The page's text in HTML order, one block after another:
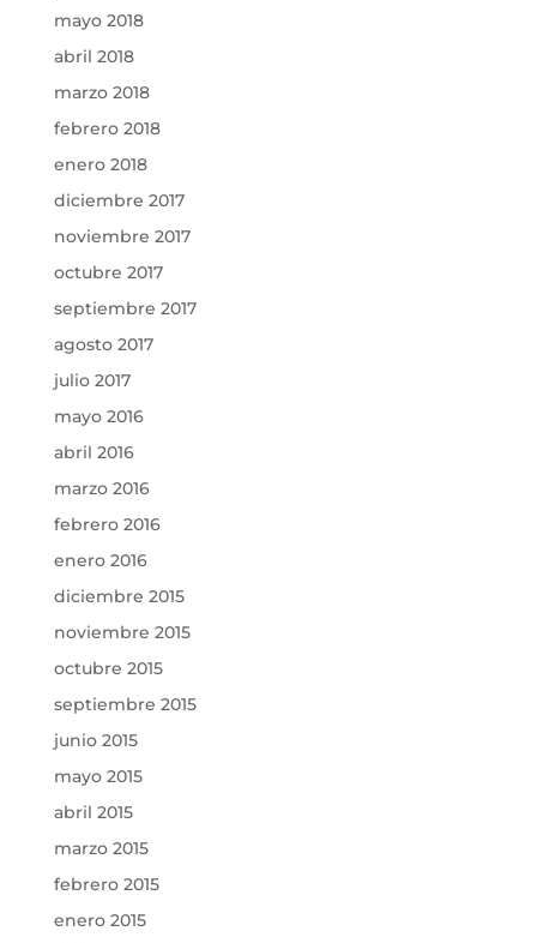
mayo 2018
abril 2018
marzo 2018
febrero 2018
enero 2018
diciembre 2017
noviembre 2017
octubre 2017
septiembre 2017
agosto 2017
julio 2017
mayo 2016
abril 2016
marzo 2016
febrero 2016
enero 2016
diciembre 2015
noviembre 2015
octubre 2015
septiembre 2015
junio 2015
mayo 2015
abril 2015
marzo 2015
febrero 2015
enero 2015